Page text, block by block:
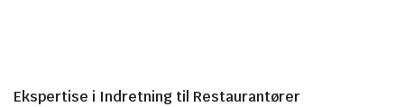
Ekspertise i Indretning til Restaurantører